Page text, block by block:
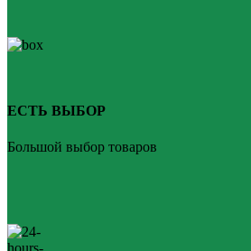
ЕСТЬ ВЫБОР
Большой выбор товаров